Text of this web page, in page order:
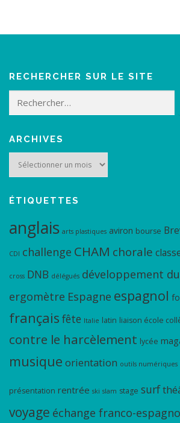
RECHERCHER SUR LE SITE
Rechercher :
ARCHIVES
Archives
ÉTIQUETTES
anglais arts plastiques aviron bourse
CDI challenge CHAM chorale
cross DNB délégués développement
ergomètre Espagne espagnol
français fête Italie latin liaison école
contre le harcèlement lycée
musique orientation outils numériques
présentation rentrée ski slam stage surf
voyage échange franco-